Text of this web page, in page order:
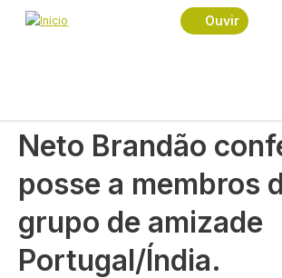
Passar para o conteúdo principal
Ouvir
Navegação estrutural
Início
Política
Neto Brandão confere posse a
Neto Brandão
posse a membros
grupo de amizade
Portugal/Índia.